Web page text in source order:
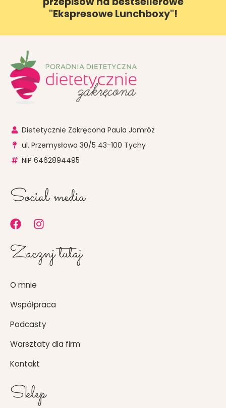
"Ekspresowe Lunchboxy"!
Dietetycznie Zakręcona Paula Jamróz
ul. Przemysłowa 30/5 43-100 Tychy
NIP 6462894495
Social media
F
a
c
e
o
o
k
I
n
t
a
a
m
Zacznj tutaj
O mnie
Współpraca
Podcasty
Warsztaty dla firm
Kontakt
Sklep